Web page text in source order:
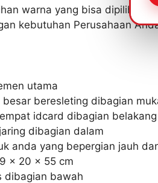
warna yang bisa dipilih
kebutuhan Perusahaan
utama
beresleting dibagian
idcard dibagian belakang
dibagian dalam
anda yang bepergian jauh
x 20 x 55 cm
dibagian bawah